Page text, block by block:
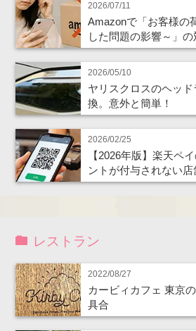
2026/07/11
Amazonで「お客様の
した問題の影響～」
2026/05/10
ヤリスクロスのヘッ
換。意外と簡単！
2026/02/25
【2026年版】楽天ペ
ントが付与されない店
レストラン
2022/08/27
カービィカフェ 東京
具合